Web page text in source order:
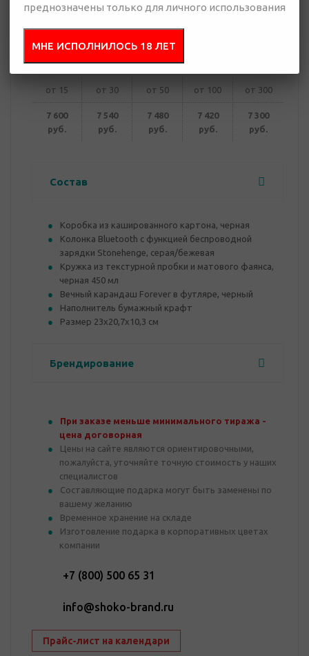
В корзину
Купить в 1 клик
от 15 от 30 от 50 от 100 от 300
7 600
руб.
7 540
руб.
7 480
руб.
7 420
руб.
7 300
руб.
Состав
Коробка из кашированного картона, черная
Колонка Bluetooth с функцией беспроводной
зарядки Stonehenge, серая/бежевая
Кружка из текстурной пробки и матового фаянса,
черная 450 мл
Вечный карандаш Forever в футляре, черный
Наполнитель бумажный крафт
Размер 23х20,7х10,3 см
Брендирование
При заказе меньше минимального тиража -
цена договорная
Цены на сайте являются ориентировочными,
пожалуйста, уточняйте точную стоимость у наших
специалистов
Составляющие подарка могут быть заменены по
вашему желанию
Временное хранение на складе
Изготовление подарка в корпоративных цветах
компании
+7 (800) 500 65 31
info@shoko-brand.ru
Прайс-лист на календари
преднозначены только для личного использования
МНЕ ИСПОЛНИЛОСЬ 18 ЛЕТ